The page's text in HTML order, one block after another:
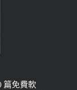
篇免費軟